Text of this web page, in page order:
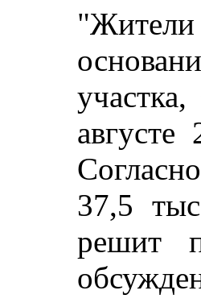
37,5
решит